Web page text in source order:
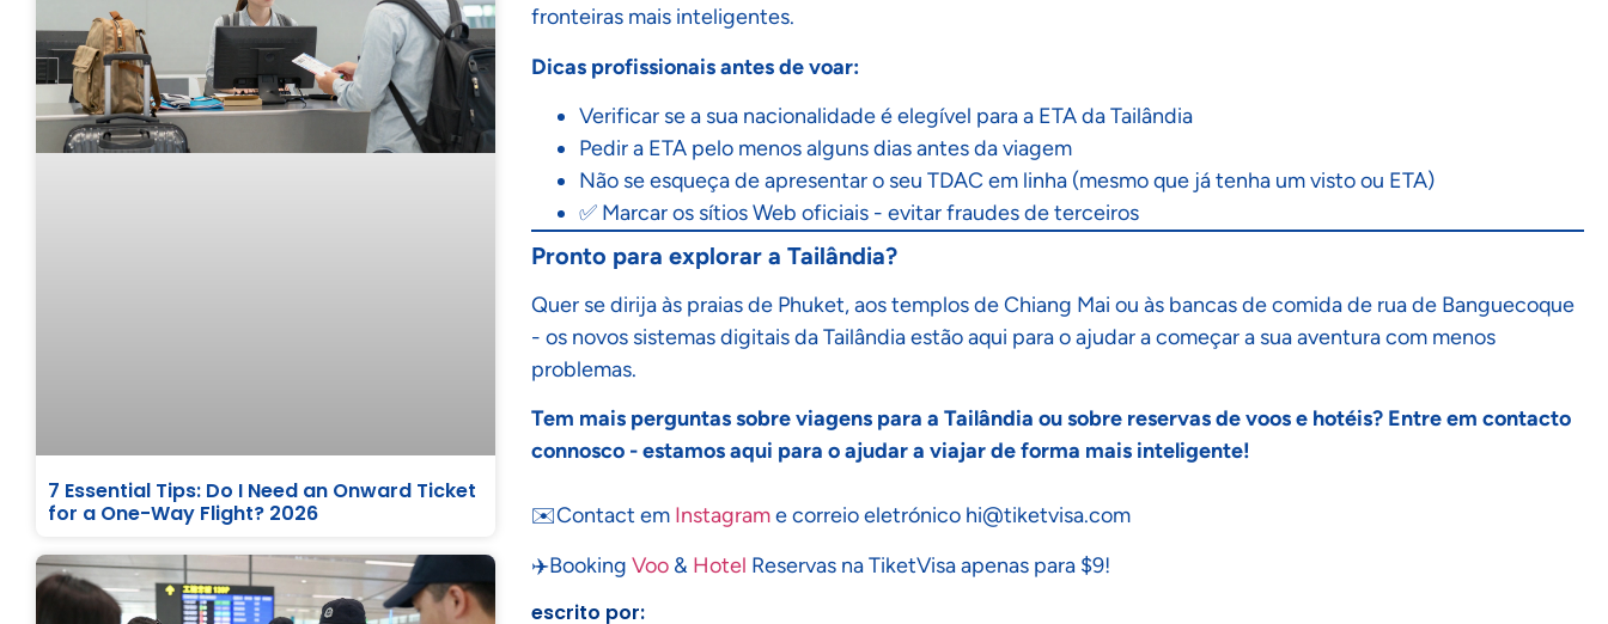
7 Essential Tips: Do I Need an Onward Ticket
for a One-Way Flight? 2026
fronteiras mais inteligentes.
Dicas profissionais antes de voar:
Verificar se a sua nacionalidade é elegível para a ETA da Tailândia
Pedir a ETA pelo menos alguns dias antes da viagem
Não se esqueça de apresentar o seu TDAC em linha (mesmo que já tenha um visto ou ETA)
✅ Marcar os sítios Web oficiais - evitar fraudes de terceiros
Pronto para explorar a Tailândia?
Quer se dirija às praias de Phuket, aos templos de Chiang Mai ou às bancas de comida de rua de Banguecoque
- os novos sistemas digitais da Tailândia estão aqui para o ajudar a começar a sua aventura com menos
problemas.
Tem mais perguntas sobre viagens para a Tailândia ou sobre reservas de voos e hotéis? Entre em contacto
connosco - estamos aqui para o ajudar a viajar de forma mais inteligente!
✉️Contact em Instagrame correio eletrónico hi@tiketvisa.com
✈️Booking Voo & Hotel Reservas na TiketVisa apenas para $9!
escrito por: